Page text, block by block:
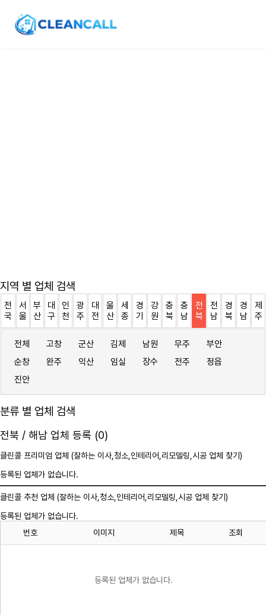
지역 별 업체 검색
전
국
서
울
부
산
대
구
인
천
광
주
대
전
울
산
세
종
경
기
강
원
충
북
충
남
전
북
전
남
경
북
경
남
제
주
전체 고창 군산 김제 남원 무주
부안
순창
완주 익산 임실 장수 전주
정읍
진안
분류 별 업체 검색
전북 / 해남 업체 등록 (0)
클린콜 프리미엄 업체 (잘하는 이사, 청소 ,인테리어,리모델링,시공 업체 찾기)
등록된 업체가 없습니다.
클린콜 추천 업체 (잘하는 이사, 청소 ,인테리어,리모델링,시공 업체 찾기)
등록된 업체가 없습니다.
번호
이미지 제목 조회
등록된 업체가 없습니다.